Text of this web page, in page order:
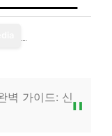
벽 가이드: 신